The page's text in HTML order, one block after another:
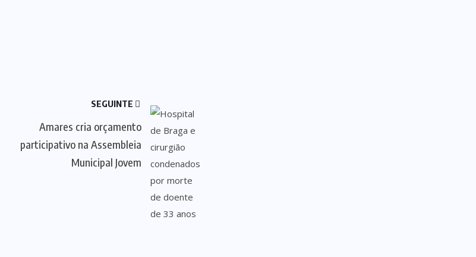
SEGUINTE
Amares cria orçamento
participativo na Assembleia
Municipal Jovem